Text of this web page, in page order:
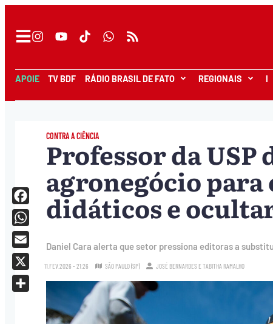
APOIE TV BDF RÁDIO BRASIL DE FATO REGIONAIS I
CONTRA A CIÊNCIA
Professor da
agronegócio
didáticos e
Daniel Cara alerta que setor pressiona editoras a
11.FEV.2026 - 21:26 SÃO PAULO (SP) JOSÉ BERNARDES ETABITHA RAMALHO
Facebook
WhatsApp
Email
X